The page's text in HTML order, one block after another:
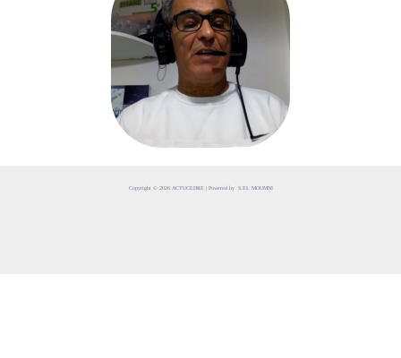
Copyright © 2026 ACTUCEDRE | Powered by S.EL MOUMNI